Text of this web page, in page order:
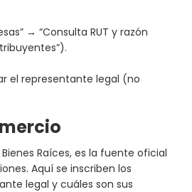
→ “Consulta RUT y razón
el representante legal (no
Raíces, es la fuente oficial
Aquí se inscriben los
legal y cuáles son sus